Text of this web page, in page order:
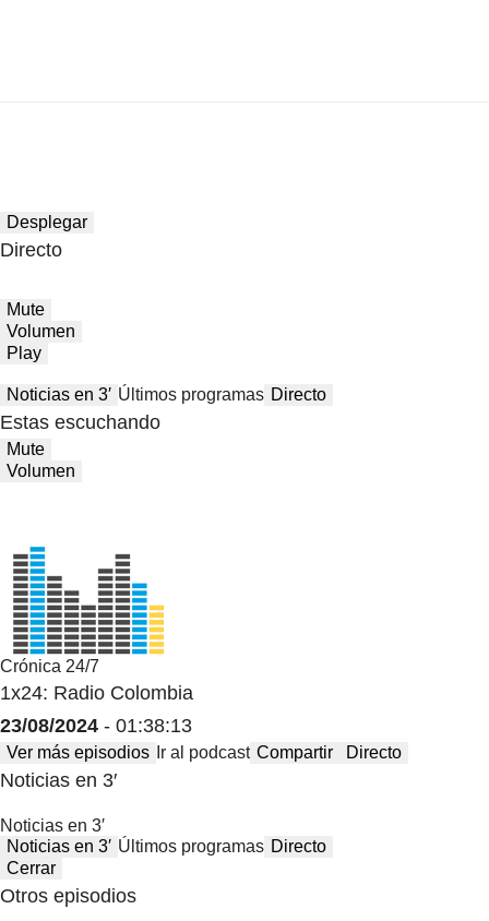
Desplegar
Directo
Mute
Volumen
Play
Noticias en 3′ Últimos programas Directo
Estas escuchando
Mute
Volumen
Crónica 24/7
1x24: Radio Colombia
23/08/2024 - 01:38:13
Ver más episodios Ir al podcast Compartir Directo
Noticias en 3′
Noticias en 3′
Noticias en 3′ Últimos programas Directo
Cerrar
Otros episodios